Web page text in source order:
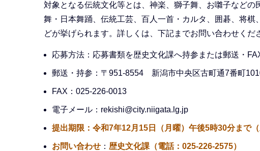
対象となる伝統文化等とは、神楽、獅子舞、お囃子など
舞・日本舞踊、伝統工芸、百人一首・カルタ、囲碁、将
どが挙げられます。詳しくは、下記までお問い合わせくだ
応募方法：応募書類を歴史文化課へ持参または郵送・
郵送・持参：〒951-8554 新潟市中央区古町通7番町
FAX：025-226-0013
電子メール：rekishi@city.niigata.lg.jp
提出期限：令和7年12月15日（月曜）午後5時30分まで（
お問い合わせ ： 歴史文化課（電話：025-226-2575）